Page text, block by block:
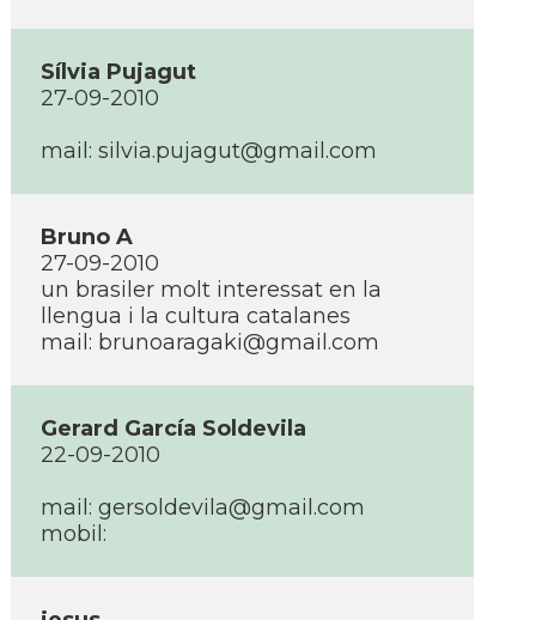
Sí­lvia Pujagut
27-09-2010
mail: silvia.pujagut@gmail.com
Bruno A
27-09-2010
un brasiler molt interessat en la
llengua i la cultura catalanes
mail: brunoaragaki@gmail.com
Gerard Garcí­a Soldevila
22-09-2010
mail: gersoldevila@gmail.com
mobil: